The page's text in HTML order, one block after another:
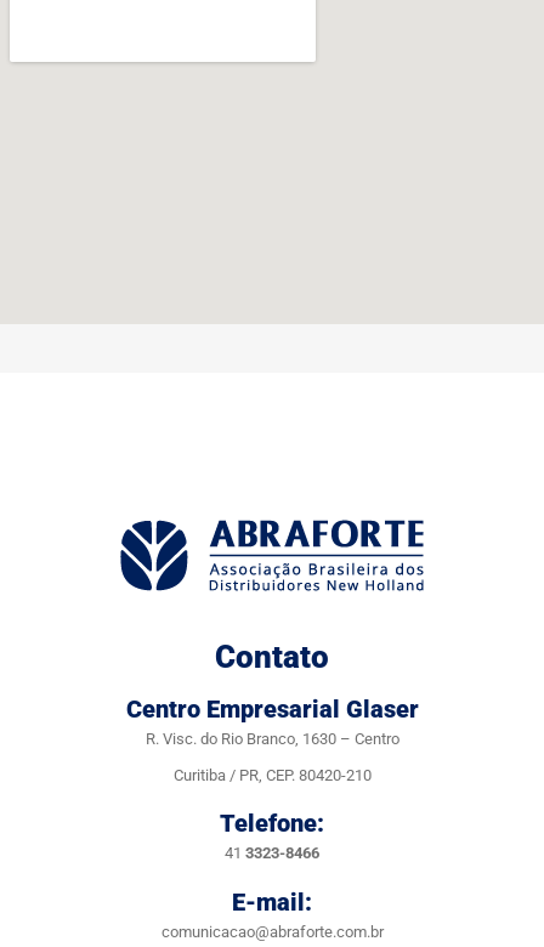
Contato
Centro Empresarial Glaser
R. Visc. do Rio Branco, 1630 – Centro
Curitiba / PR, CEP. 80420-210
Telefone:
41 3323-8466
E-mail:
comunicacao@abraforte.com.br